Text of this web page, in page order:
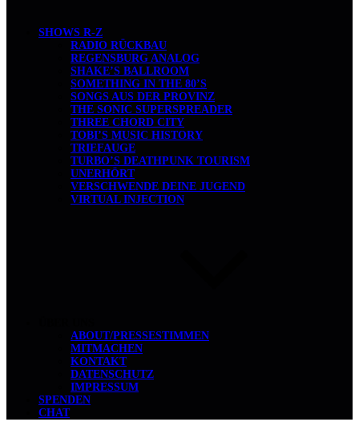
SHOWS R-Z
RADIO RÜCKBAU
REGENSBURG ANALOG
SHAKE’S BALLROOM
SOMETHING IN THE 80’S
SONGS AUS DER PROVINZ
THE SONIC SUPERSPREADER
THREE CHORD CITY
TOBI’S MUSIC HISTORY
TRIEFAUGE
TURBO’S DEATHPUNK TOURISM
UNERHÖRT
VERSCHWENDE DEINE JUGEND
VIRTUAL INJECTION
ABOUT/PRESSESTIMMEN
MITMACHEN
KONTAKT
DATENSCHUTZ
IMPRESSUM
SPENDEN
CHAT